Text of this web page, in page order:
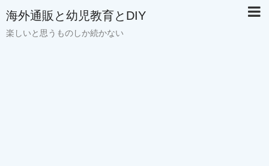
海外通販と幼児教育とDIY
楽しいと思うものしか続かない